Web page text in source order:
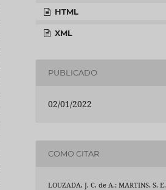
HTML
XML
PUBLICADO
02/01/2022
COMO CITAR
LOUZADA, J. C. de A.; MARTINS, S. E.